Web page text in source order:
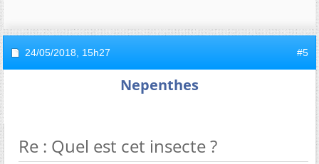
24/05/2018, 15h27 #5
Nepenthes
Re : Quel est cet insecte ?